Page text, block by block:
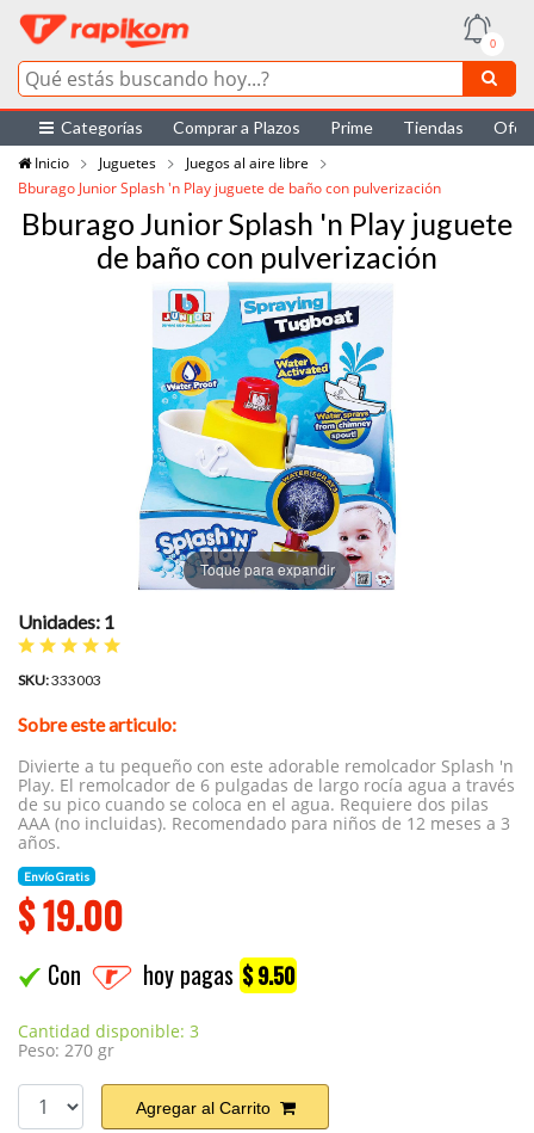
0
Categorías Comprar a Plazos Prime Tiendas
Inicio
Juguetes
Juegos al aire libre
Bburago Junior Splash 'n Play juguete de baño con pulverización
Bburago Junior Splash 'n Play juguete
de baño con pulverización
Toque para expandir
Unidades: 1
SKU:333003
Sobre este articulo:
Divierte a tu pequeño con este adorable remolcador Splash 'n
Play. El remolcador de 6 pulgadas de largo rocía agua a través
de su pico cuando se coloca en el agua. Requiere dos pilas
AAA (no incluidas). Recomendado para niños de 12 meses a 3
años.
Envío Gratis
$19.00
Con hoy pagas $ 9.50
Cantidad disponible: 3
Peso: 270 gr
Agregar al Carrito